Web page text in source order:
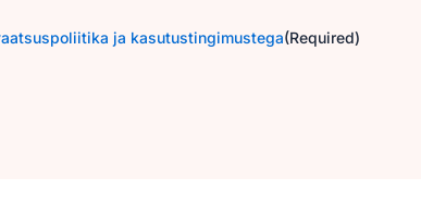
ja kasutustingimustega(Required)